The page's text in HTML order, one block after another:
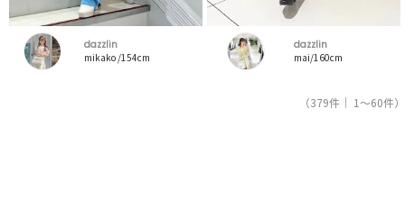
dazzlin
mikako /154cm
dazzlin
mai/160cm
（379件｜ 1～60件）